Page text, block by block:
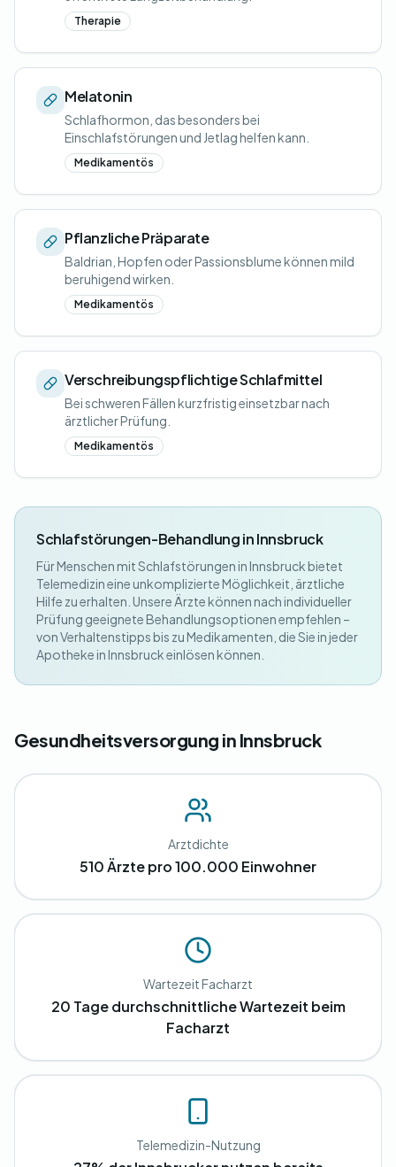
Therapie
Melatonin
Schlafhormon, das besonders bei
Einschlafstörungen und Jetlag helfen kann.
Medikamentös
Pflanzliche Präparate
Baldrian, Hopfen oder Passionsblume können mild
beruhigend wirken.
Medikamentös
Verschreibungspflichtige Schlafmittel
Bei schweren Fällen kurzfristig einsetzbar nach
ärztlicher Prüfung.
Medikamentös
Schlafstörungen-Behandlung in Innsbruck
Für Menschen mit Schlafstörungen in Innsbruck bietet
Telemedizin eine unkomplizierte Möglichkeit, ärztliche
Hilfe zu erhalten. Unsere Ärzte können nach individueller
Prüfung geeignete Behandlungsoptionen empfehlen –
von Verhaltenstipps bis zu Medikamenten, die Sie in jeder
Apotheke in Innsbruck einlösen können.
Gesundheitsversorgung in Innsbruck
Arztdichte
510 Ärzte pro 100.000 Einwohner
Wartezeit Facharzt
20 Tage durchschnittliche Wartezeit beim
Facharzt
Telemedizin-Nutzung